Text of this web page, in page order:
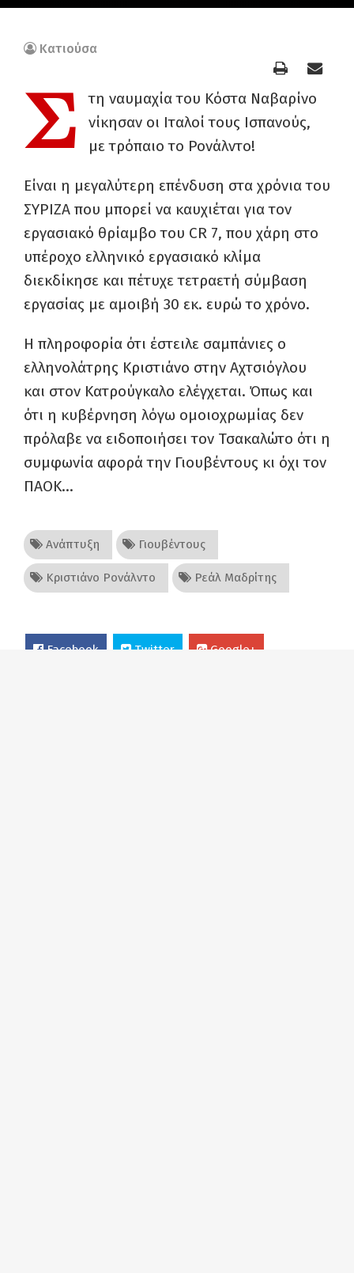
Κατιούσα
Σ
τη ναυμαχία του Κόστα Ναβαρίνο
νίκησαν οι Ιταλοί τους Ισπανούς,
με τρόπαιο το Ρονάλντο!
Είναι η μεγαλύτερη επένδυση στα χρόνια του
ΣΥΡΙΖΑ που μπορεί να καυχιέται για τον
εργασιακό θρίαμβο του CR 7, που χάρη στο
υπέροχο ελληνικό εργασιακό κλίμα
διεκδίκησε και πέτυχε τετραετή σύμβαση
εργασίας με αμοιβή 30 εκ. ευρώ το χρόνο.
Η πληροφορία ότι έστειλε σαμπάνιες ο
ελληνολάτρης Κριστιάνο στην Αχτσιόγλου
και στον Κατρούγκαλο ελέγχεται. Όπως και
ότι η κυβέρνηση λόγω ομοιοχρωμίας δεν
πρόλαβε να ειδοποιήσει τον Τσακαλώτο ότι η
συμφωνία αφορά την Γιουβέντους κι όχι τον
ΠΑΟΚ…
Ανάπτυξη Γιουβέντους
Κριστιάνο Ρονάλντο Ρεάλ Μαδρίτης
Facebook Twitter Google+